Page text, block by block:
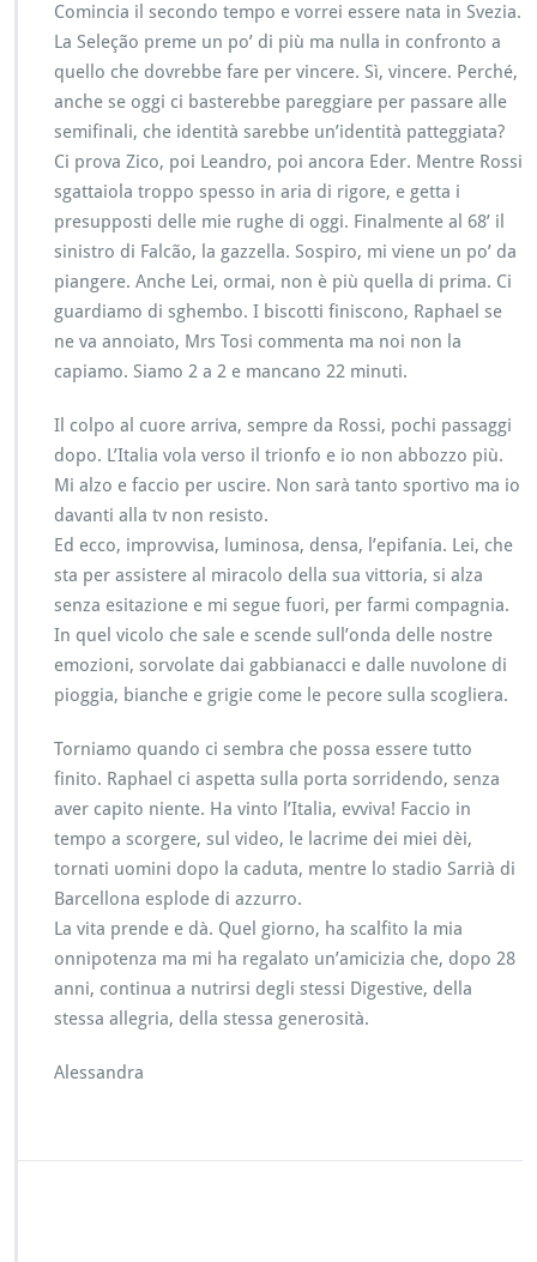
Comincia il secondo tempo e vorrei essere nata in Svezia.
La Seleção preme un po’ di più ma nulla in confronto a
quello che dovrebbe fare per vincere. Sì, vincere. Perché,
anche se oggi ci basterebbe pareggiare per passare alle
semifinali, che identità sarebbe un’identità patteggiata?
Ci prova Zico, poi Leandro, poi ancora Eder. Mentre Rossi
sgattaiola troppo spesso in aria di rigore, e getta i
presupposti delle mie rughe di oggi. Finalmente al 68’ il
sinistro di Falcão, la gazzella. Sospiro, mi viene un po’ da
piangere. Anche Lei, ormai, non è più quella di prima. Ci
guardiamo di sghembo. I biscotti finiscono, Raphael se
ne va annoiato, Mrs Tosi commenta ma noi non la
capiamo. Siamo 2 a 2 e mancano 22 minuti.
Il colpo al cuore arriva, sempre da Rossi, pochi passaggi
dopo. L’Italia vola verso il trionfo e io non abbozzo più.
Mi alzo e faccio per uscire. Non sarà tanto sportivo ma io
davanti alla tv non resisto.
Ed ecco, improvvisa, luminosa, densa, l’epifania. Lei, che
sta per assistere al miracolo della sua vittoria, si alza
senza esitazione e mi segue fuori, per farmi compagnia.
In quel vicolo che sale e scende sull’onda delle nostre
emozioni, sorvolate dai gabbianacci e dalle nuvolone di
pioggia, bianche e grigie come le pecore sulla scogliera.
Torniamo quando ci sembra che possa essere tutto
finito. Raphael ci aspetta sulla porta sorridendo, senza
aver capito niente. Ha vinto l’Italia, evviva! Faccio in
tempo a scorgere, sul video, le lacrime dei miei dèi,
tornati uomini dopo la caduta, mentre lo stadio Sarrià di
Barcellona esplode di azzurro.
La vita prende e dà. Quel giorno, ha scalfito la mia
onnipotenza ma mi ha regalato un’amicizia che, dopo 28
anni, continua a nutrirsi degli stessi Digestive, della
stessa allegria, della stessa generosità.
Alessandra